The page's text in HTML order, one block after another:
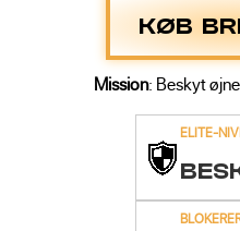
KØB
Mission: Beskyt
ELITE-